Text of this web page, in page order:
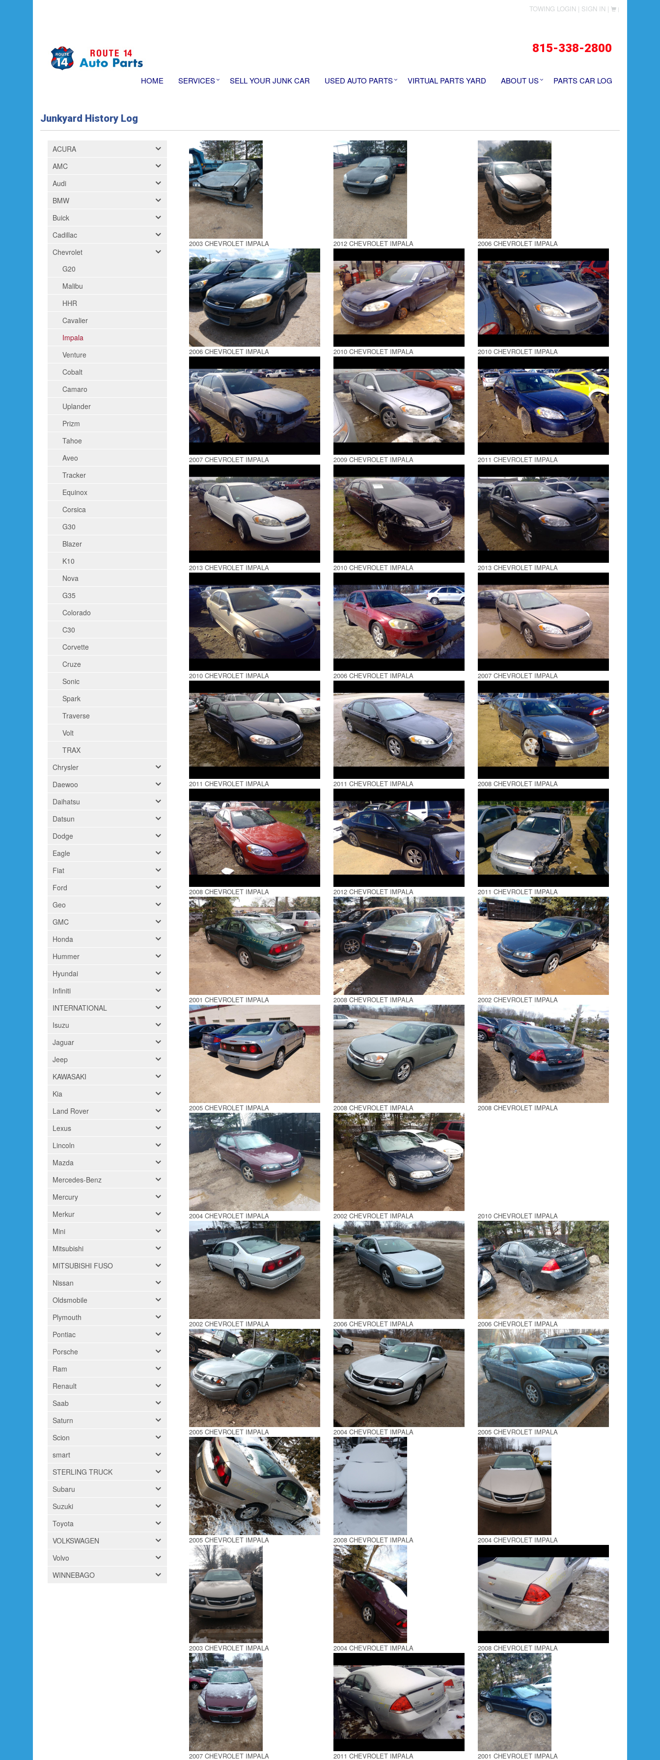
TOWING LOGIN | SIGN IN | |
815-338-2800
HOME SERVICES SELL YOUR JUNK CAR USED AUTO PARTS VIRTUAL PARTS YARD ABOUT US PARTS CAR LOG
Junkyard History Log
ACURA
AMC
Audi
BMW
Buick
Cadillac
Chevrolet
G20
Malibu
HHR
Cavalier
Impala
Venture
Cobalt
Camaro
Uplander
Prizm
Tahoe
Aveo
Tracker
Equinox
Corsica
G30
Blazer
K10
Nova
G35
Colorado
C30
Corvette
Cruze
Sonic
Spark
Traverse
Volt
TRAX
Chrysler
Daewoo
Daihatsu
Datsun
Dodge
Eagle
Fiat
Ford
Geo
GMC
Honda
Hummer
Hyundai
Infiniti
INTERNATIONAL
Isuzu
Jaguar
Jeep
KAWASAKI
Kia
Land Rover
Lexus
Lincoln
Mazda
Mercedes-Benz
Mercury
Merkur
Mini
Mitsubishi
MITSUBISHI FUSO
Nissan
Oldsmobile
Plymouth
Pontiac
Porsche
Ram
Renault
Saab
Saturn
Scion
smart
STERLING TRUCK
Subaru
Suzuki
Toyota
VOLKSWAGEN
Volvo
WINNEBAGO
2003 CHEVROLET IMPALA 2012 CHEVROLET IMPALA 2006 CHEVROLET IMPALA
2006 CHEVROLET IMPALA 2010 CHEVROLET IMPALA 2010 CHEVROLET IMPALA
2007 CHEVROLET IMPALA 2009 CHEVROLET IMPALA 2011 CHEVROLET IMPALA
2013 CHEVROLET IMPALA 2010 CHEVROLET IMPALA 2013 CHEVROLET IMPALA
2010 CHEVROLET IMPALA 2006 CHEVROLET IMPALA 2007 CHEVROLET IMPALA
2011 CHEVROLET IMPALA 2011 CHEVROLET IMPALA 2008 CHEVROLET IMPALA
2008 CHEVROLET IMPALA 2012 CHEVROLET IMPALA 2011 CHEVROLET IMPALA
2001 CHEVROLET IMPALA 2008 CHEVROLET IMPALA 2002 CHEVROLET IMPALA
2005 CHEVROLET IMPALA 2008 CHEVROLET IMPALA 2008 CHEVROLET IMPALA
2004 CHEVROLET IMPALA 2002 CHEVROLET IMPALA 2010 CHEVROLET IMPALA
2002 CHEVROLET IMPALA 2006 CHEVROLET IMPALA 2006 CHEVROLET IMPALA
2005 CHEVROLET IMPALA 2004 CHEVROLET IMPALA 2005 CHEVROLET IMPALA
2005 CHEVROLET IMPALA 2008 CHEVROLET IMPALA 2004 CHEVROLET IMPALA
2003 CHEVROLET IMPALA 2004 CHEVROLET IMPALA 2008 CHEVROLET IMPALA
2007 CHEVROLET IMPALA 2011 CHEVROLET IMPALA 2001 CHEVROLET IMPALA